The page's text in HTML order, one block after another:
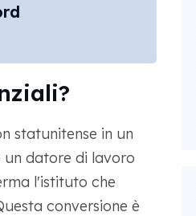
statunitense in un
un datore di lavoro
l'istituto che
conversione è